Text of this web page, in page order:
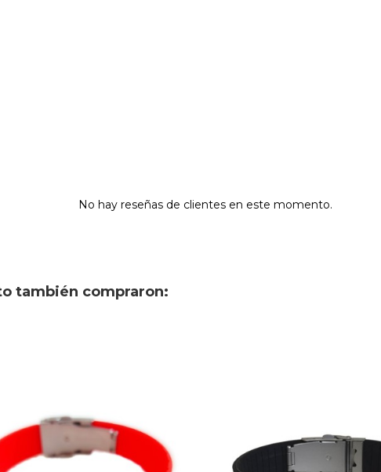
No hay reseñas de clientes en este momento.
también compraron: